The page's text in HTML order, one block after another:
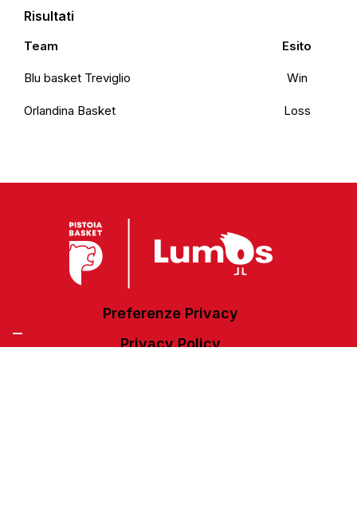
Risultati
Team Esito
Blu basket Treviglio Win
Orlandina Basket Loss
Preferenze Privacy
Privacy Policy